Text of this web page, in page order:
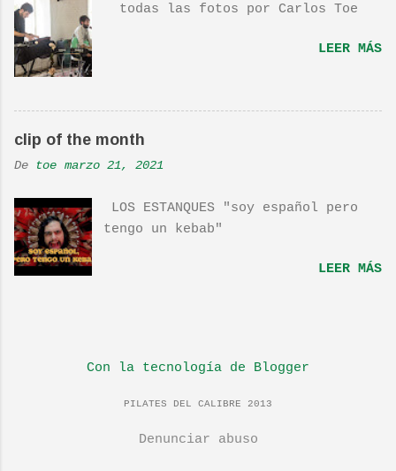
por TOE hace unos posts.Yo también
os la recomiendo. En una escena de
magnifica Per-Versión de este tema
de Townshend. PINCHA AQUÍ Y LA
todas las fotos por Carlos Toe
LEER MÁS
clip of the month
De toe marzo 21, 2021
LOS ESTANQUES "soy español pero
tengo un kebab"
LEER MÁS
Con la tecnología de Blogger
PILATES DEL CALIBRE 2013
Denunciar abuso